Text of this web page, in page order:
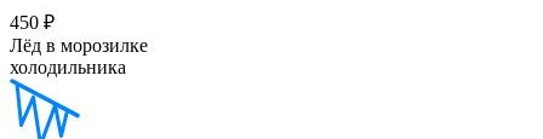
450 ₽
Лёд в морозилке
холодильника